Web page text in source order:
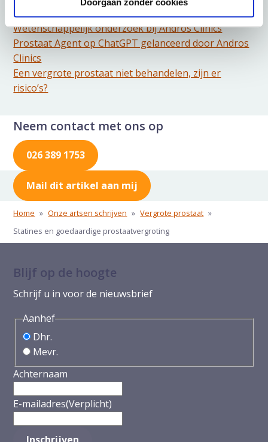
Meer artikelen hierover:
Wetenschappelijk onderzoek bij Andros Clinics
Prostaat Agent op ChatGPT gelanceerd door Andros
Clinics
Een vergrote prostaat niet behandelen, zijn er
risico’s?
Neem contact met ons op
026 389 1753
Mail dit artikel aan mij
Home » Onze artsen schrijven » Vergrote prostaat »
Statines en goedaardige prostaatvergroting
Blijf op de hoogte
Schrijf u in voor de nieuwsbrief
Aanhef
Dhr.
Mevr.
Achternaam
E-mailadres(Verplicht)